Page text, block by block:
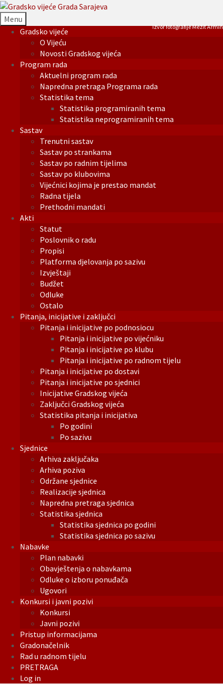
Menu
Gradsko vijeće
O Vijeću
Novosti Gradskog vijeća
Program rada
Aktuelni program rada
Napredna pretraga Programa rada
Statistika tema
Statistika programiranih tema
Statistika neprogramiranih tema
Sastav
Trenutni sastav
Sastav po strankama
Sastav po radnim tijelima
Sastav po klubovima
Vijećnici kojima je prestao mandat
Radna tijela
Prethodni mandati
Akti
Statut
Poslovnik o radu
Propisi
Platforma djelovanja po sazivu
Izvještaji
Budžet
Odluke
Ostalo
Pitanja, inicijative i zaključci
Pitanja i inicijative po podnosiocu
Pitanja i inicijative po vijećniku
Pitanja i inicijative po klubu
Pitanja i inicijative po radnom tijelu
Pitanja i inicijative po dostavi
Pitanja i inicijative po sjednici
Inicijative Gradskog vijeća
Zaključci Gradskog vijeća
Statistika pitanja i inicijativa
Po godini
Po sazivu
Sjednice
Arhiva zaključaka
Arhiva poziva
Održane sjednice
Realizacije sjednica
Napredna pretraga sjednica
Statistika sjednica
Statistika sjednica po godini
Statistika sjednica po sazivu
Nabavke
Plan nabavki
Obavještenja o nabavkama
Odluke o izboru ponuđača
Ugovori
Konkursi i javni pozivi
Konkursi
Javni pozivi
Pristup informacijama
Gradonačelnik
Rad u radnom tijelu
PRETRAGA
Log in
Izvor fotografije Mezit Armin